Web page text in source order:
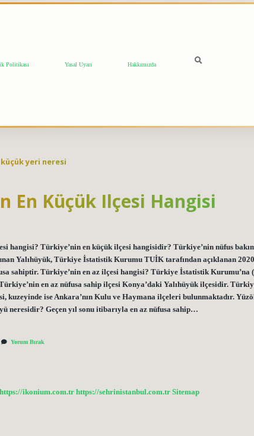
Politikası Yasal Uyarı Hakkımızda
yeri neresi
En Küçük Ilçesi Hangisi
hangisi? Türkiye’nin en küçük ilçesi hangisidir? Türkiye’nin nüfus
Yalıhüyük, Türkiye İstatistik Kurumu TUİK tarafından açıklanan 2020
sahiptir. Türkiye’nin en az ilçesi hangisi? Türkiye İstatistik Kurumu’na
en az nüfusa sahip ilçesi Konya’daki Yalıhüyük ilçesidir.
kuzeyinde ise Ankara’nın Kulu ve Haymana ilçeleri bulunmaktadır.
neresidir? Geçen yıl sonu itibarıyla en az nüfusa sahip…
Yorum Bırak
https://ikonium.com.tr https://sehrinistanbul.com.tr Sitemap